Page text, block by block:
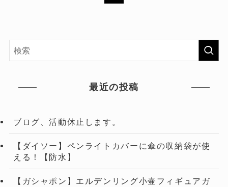
最近の投稿
ブログ、活動休止します。
【ダイソー】ペンライトカバーに傘の収納袋が使
える！【防水】
【ガシャポン】エルデンリング小壷フィギュアガ